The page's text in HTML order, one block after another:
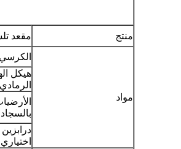
منتج مقعد
مواد
هيكل
الرمادي
اختياري